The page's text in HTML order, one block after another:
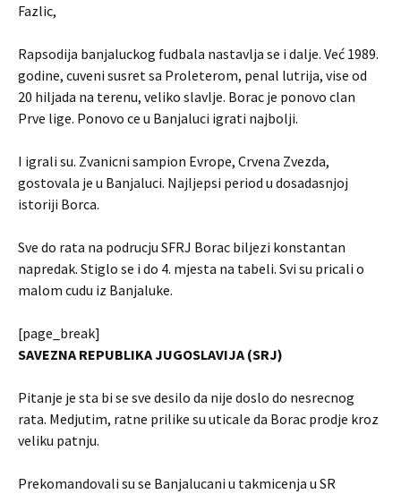
Fazlic,
Rapsodija banjaluckog fudbala nastavlja se i dalje. Već 1989.
godine, cuveni susret sa Proleterom, penal lutrija, vise od
20 hiljada na terenu, veliko slavlje. Borac je ponovo clan
Prve lige. Ponovo ce u Banjaluci igrati najbolji.
I igrali su. Zvanicni sampion Evrope, Crvena Zvezda,
gostovala je u Banjaluci. Najljepsi period u dosadasnjoj
istoriji Borca.
Sve do rata na podrucju SFRJ Borac biljezi konstantan
napredak. Stiglo se i do 4. mjesta na tabeli. Svi su pricali o
malom cudu iz Banjaluke.
[page_break]
SAVEZNA REPUBLIKA JUGOSLAVIJA (SRJ)
Pitanje je sta bi se sve desilo da nije doslo do nesrecnog
rata. Medjutim, ratne prilike su uticale da Borac prodje kroz
veliku patnju.
Prekomandovali su se Banjalucani u takmicenja u SR